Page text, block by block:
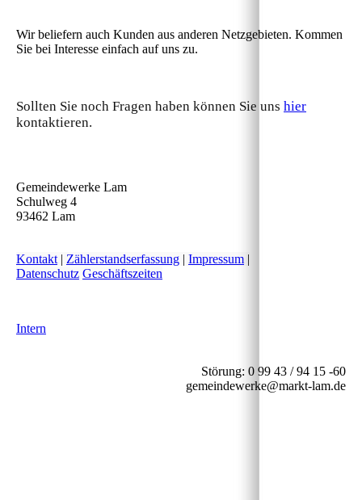
Wir beliefern auch Kunden aus anderen Netzgebieten. Kommen
Sie bei Interesse einfach auf uns zu.
Sollten Sie noch Fragen haben können Sie uns hier
kontaktieren.
Gemeindewerke Lam
Schulweg 4
93462 Lam
Kontakt | Zählerstandserfassung | Impressum |
Datenschutz Geschäftszeiten
Intern
Störung: 0 99 43 / 94 15 -60
gemeindewerke@markt-lam.de